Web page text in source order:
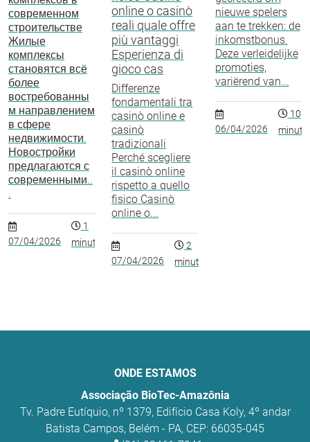
современном
строительстве
Жилые
комплексы
становятся всё
более
востребованны
м направлением
в сфере
недвижимости.
Новостройки
предлагаются с
современными..
.
07/04/2026
1
minuto
online o casinò
reali quale offre
più vantaggi
Esperienza di
gioco cas
Differenze
fondamentali tra
casinò online e
casinò
tradizionali
Perché scegliere
il casinò online
rispetto a quello
fisico Casinò
online o...
07/04/2026
2
minutos
nieuwe spelers
aan te trekken: de
inkomstbonus.
Deze verleidelijke
promoties,
variërend van...
06/04/2026
10
ONDE ESTAMOS
Associação BioTec-Amazônia
Tv. Padre Eutíquio, nº 1379, Edifício Casa Koly, 4º andar
Batista Campos, Belém - PA, CEP: 66035-045